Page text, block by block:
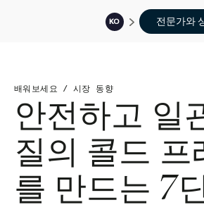
KO 전문가와
배워보세요 / 시장 동향
안전하고 일
질의 콜드 프
를 만드는 7